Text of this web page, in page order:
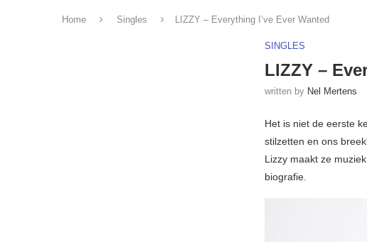
Home Singles LIZZY – Everything I’ve Ever Wanted
SINGLES
LIZZY –
written by Nel Mertens
Het is niet de eerste
stilzetten en ons
Lizzy maakt ze
biografie.